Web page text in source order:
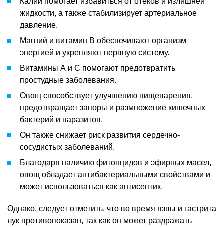
жидкости, а также стабилизирует артериальное
давление.
Магний и витамин В обеспечивают организм
энергией и укрепляют нервную систему.
Витамины А и С помогают предотвратить
простудные заболевания.
Овощ способствует улучшению пищеварения,
предотвращает запоры и размножение кишечных
бактерий и паразитов.
Он также снижает риск развития сердечно-
сосудистых заболеваний.
Благодаря наличию фитонцидов и эфирных масел,
овощ обладает антибактериальными свойствами и
может использоваться как антисептик.
Однако, следует отметить, что во время язвы и гастрита
лук противопоказан, так как он может раздражать